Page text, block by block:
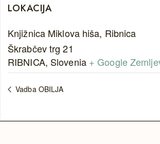
LOKACIJA
Knjižnica Miklova hiša, Ribnica
Škrabčev trg 21
RIBNICA, Slovenia + Google
Vadba OBILJA